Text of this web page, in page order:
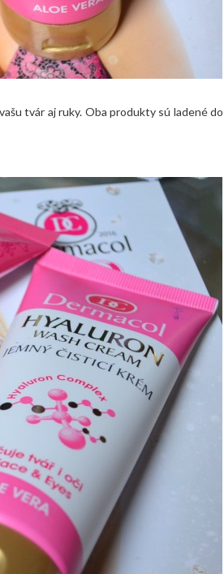
tvár aj ruky. Oba produkty sú ladené do